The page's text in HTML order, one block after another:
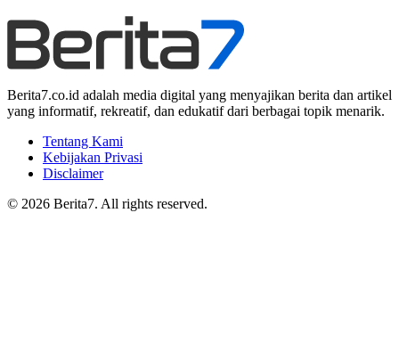
Berita7.co.id adalah media digital yang menyajikan berita dan artikel
yang informatif, rekreatif, dan edukatif dari berbagai topik menarik.
Tentang Kami
Kebijakan Privasi
Disclaimer
© 2026 Berita7. All rights reserved.